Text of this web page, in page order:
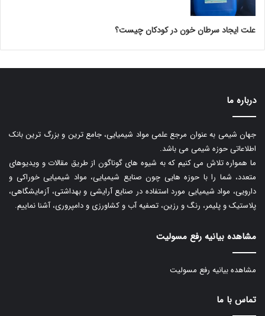
علت ایجاد سرطان خون در کودکان چیست؟
درباره ما
جهان شیمی به عنوان مرجع علمی مواد شیمیایی، جامع ترین و بزرگ ترین بانک
اطلاعاتی حوزه شیمی می باشد.
ما همواره تلاش می کنیم که به شیوه های گوناگون از طریق مقالات و ویدیوهای
متعدد، شما را با حوزه هایی چون صنایع شیمیایی، مواد شیمیایی خوراکی و
دارویی، مواد شیمیایی مورد استفاده در صنایع آرایشی و بهداشتی، آزمایشگاهی،
پلاستیک و پلیمر، رنگ و رزین، تصفیه آب و کشاورزی و دامپروری، آشنا نماییم.
مشاهده بیانیه رفع مسولیت
مشاهده بیانیه رفع مسولیت
تماس با ما